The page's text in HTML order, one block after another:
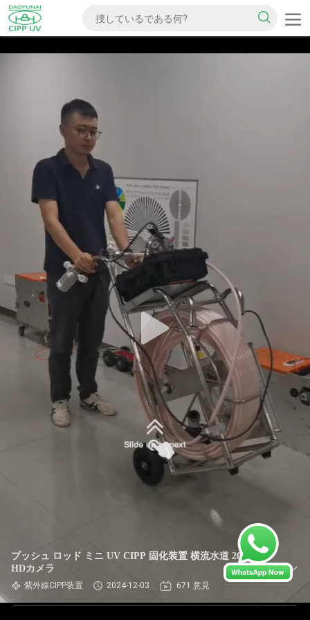
プッシュ ロッド ミニ UV CIPP 固化装置 横流水道 20-50m
HDカメラ
紫外線CIPP装置 2024-12-03 671 意見